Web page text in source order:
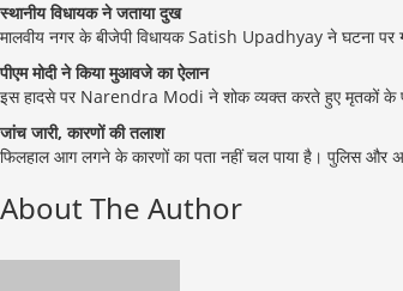
स्थानीय विधायक ने जताया दुख
मालवीय नगर के बीजेपी विधायक Satish Upadhyay ने घटना पर
पीएम मोदी ने किया मुआवजे का ऐलान
इस हादसे पर Narendra Modi ने शोक व्यक्त करते हुए मृतकों के
जांच जारी, कारणों की तलाश
फिलहाल आग लगने के कारणों का पता नहीं चल पाया है। पुलिस और
About The Author